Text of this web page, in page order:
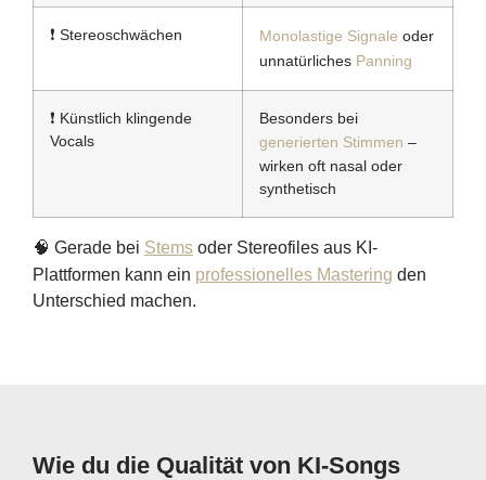
❗ Stereoschwächen Monolastige Signale oder
unnatürliches Panning
❗ Künstlich klingende
Vocals
Besonders bei
generierten Stimmen –
wirken oft nasal oder
synthetisch
🧠 Gerade bei Stems oder Stereofiles aus KI-
Plattformen kann ein professionelles Mastering den
Unterschied machen.
Wie du die Qualität von KI-Songs